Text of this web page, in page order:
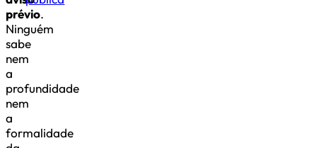
prévio.
Ninguém
sabe
nem
a
profundidade
nem
a
formalidade